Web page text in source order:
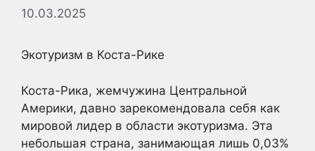
10.03.2025
Экотуризм в Коста-Рике
Коста-Рика, жемчужина Центральной
Америки, давно зарекомендовала себя как
мировой лидер в области экотуризма. Эта
небольшая страна, занимающая лишь 0,03%